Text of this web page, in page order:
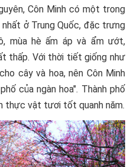
Côn Minh có một trong
ở Trung Quốc, đặc trưng
mùa hè ấm áp và ẩm ướt,
thấp. Với thời tiết giống như
cây và hoa, nên Côn Minh
của ngàn hoa". Thành phố
thực vật tươi tốt quanh năm.